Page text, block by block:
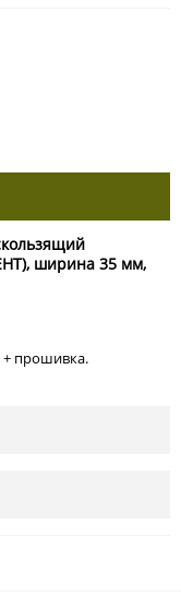
ширина 35 мм,
+ прошивка.